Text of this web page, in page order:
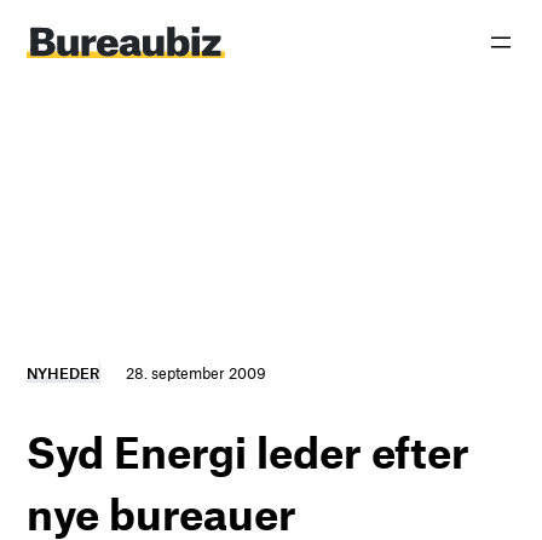
indhold
NYHEDER 28. september 2009
Syd Energi leder efter
nye bureauer